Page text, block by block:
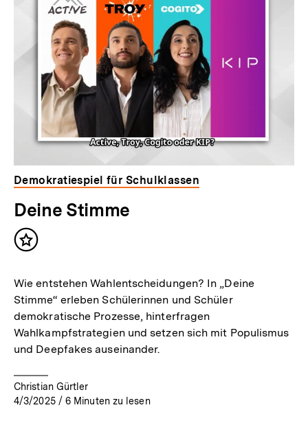
Demokratiespiel für Schulklassen
Deine Stimme
Inhalt
Wie entstehen Wahlentscheidungen? In „Deine
Stimme“ erleben Schülerinnen und Schüler
demokratische Prozesse, hinterfragen
Wahlkampfstrategien und setzen sich mit Populismus
und Deepfakes auseinander.
Christian Gürtler
4/3/2025 / 6 Minuten zu lesen